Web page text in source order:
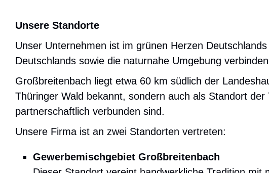
Unsere Standorte
Unser Unternehmen ist im grünen Herzen
Deutschlands sowie die naturnahe Umgebung
Großbreitenbach liegt etwa 60 km südlich der
Thüringer Wald bekannt, sondern auch als Standort
partnerschaftlich verbunden sind.
Unsere Firma ist an zwei Standorten vertreten:
Gewerbemischgebiet Großbreitenbach